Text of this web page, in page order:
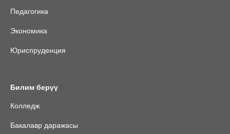
Педагогика
Экономика
Юриспруденция
Билим берүү
Колледж
Бакалавр даражасы